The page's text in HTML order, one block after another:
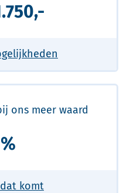
ons meer waard
komt